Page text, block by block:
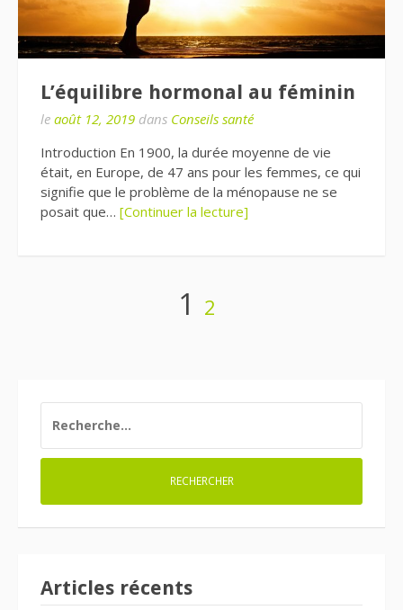
L’équilibre hormonal au féminin
le août 12, 2019 dans Conseils santé
Introduction En 1900, la durée moyenne de vie
était, en Europe, de 47 ans pour les femmes, ce qui
signifie que le problème de la ménopause ne se
posait que… [Continuer la lecture]
Page
1 Page
2
Articles récents